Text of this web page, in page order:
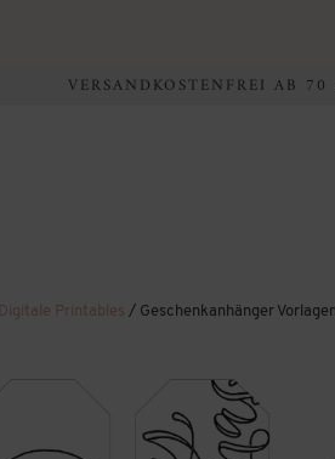
VERSANDKOSTENFREI AB
Digitale Printables / Geschenkanhänger Vorlagen